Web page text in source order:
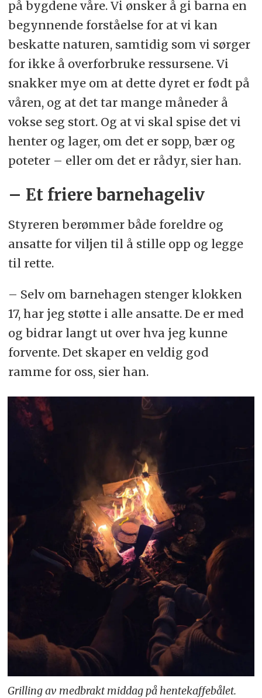
på bygdene våre. Vi ønsker å gi barna en
begynnende forståelse for at vi kan
beskatte naturen, samtidig som vi sørger
for ikke å overforbruke ressursene. Vi
snakker mye om at dette dyret er født på
våren, og at det tar mange måneder å
vokse seg stort. Og at vi skal spise det vi
henter og lager, om det er sopp, bær og
poteter – eller om det er rådyr, sier han.
– Et friere barnehageliv
Styreren berømmer både foreldre og
ansatte for viljen til å stille opp og legge
til rette.
– Selv om barnehagen stenger klokken
17, har jeg støtte i alle ansatte. De er med
og bidrar langt ut over hva jeg kunne
forvente. Det skaper en veldig god
ramme for oss, sier han.
Grilling av medbrakt middag på hentekaffebålet.